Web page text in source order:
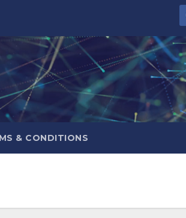
& CONDITIONS